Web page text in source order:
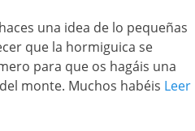
una idea de lo pequeñas
que la hormiguica se
para que os hagáis una
monte. Muchos habéis Leer